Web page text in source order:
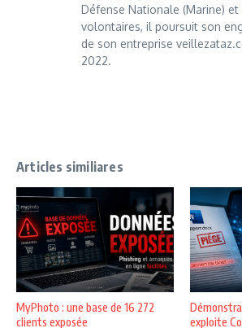
Défense Nationale (Marine) et
volontaires, il poursuit son
de son entreprise
2022.
Articles similiares
MyPhoto : une base de 16 272
clients exposée
exploite